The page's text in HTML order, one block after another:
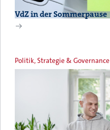
VdZ in der Sommerpause
Politik, Strategie & Governance